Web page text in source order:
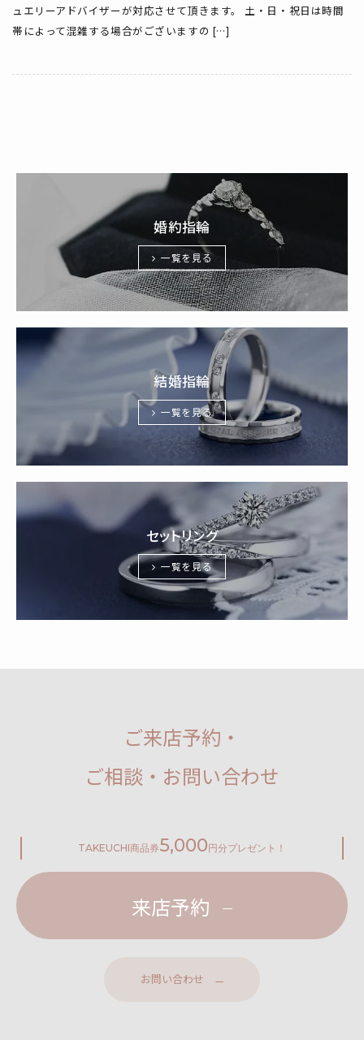
ュエリーアドバイザーが対応させて頂きます。 土・日・祝日は時間
帯によって混雑する場合がございますの […]
婚約指輪
一覧を見る
結婚指輪
一覧を見る
セットリング
一覧を見る
ご来店予約・
ご相談・お問い合わせ
TAKEUCHI商品券5,000 円分プレゼント！
来店予約
お問い合わせ